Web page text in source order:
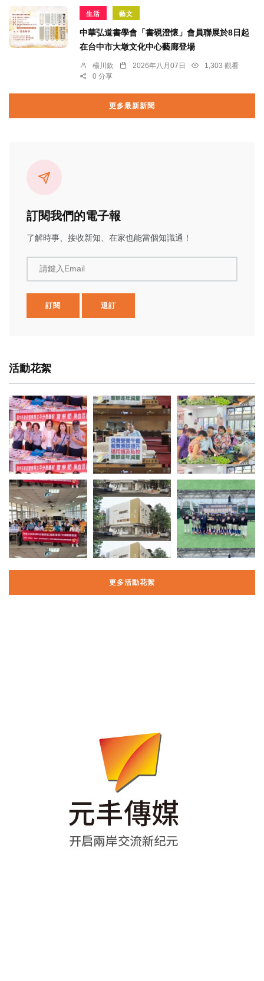
生活 藝文
中華弘道書學會「書硯澄懷」會員聯展於8日起
在台中市大墩文化中心藝廊登場
楊川欽 2026年八月07日
1,303 觀看
0 分享
更多最新新聞
訂閱我們的電子報
了解時事、接收新知、在家也能當個知識通！
請鍵入Email
訂閱 退訂
活動花絮
更多活動花絮